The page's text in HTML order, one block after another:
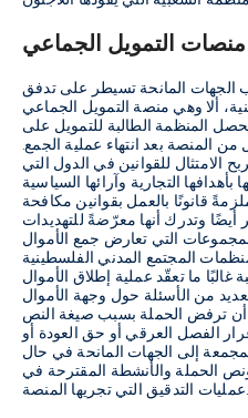
منصات التمويل الجماعي
الجهات المانحة تسيطر على تدفق
ألا وهي منصة التمويل الجماعي
المنظمة الطالبة للتمويل على
المنصة بعد انتهاء عملية الجمع.
الامتثال للقوانين في الدول التي
التجارية وآرائها السياسية
قانونًا بالعمل بقوانين مكافحة
وتدرك أنها معرّضةً للتهديدات
التي تعارض جمع الأموال
غالبًا ما تعقّد عملية إطلاق الأموال
من الأسئلة حول وجهة الأموال
أن ترفض الحملة بسبب صيغة النص
الفصل العرقي أو حق العودة أو
إلى الجهات المانحة في حال
الحملة والأنشطة المقترحة في
عمليات التدقيق التي تجريها المنصة.